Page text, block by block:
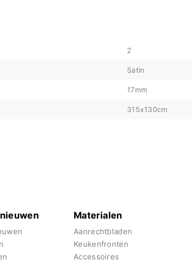
2
Satin
17mm
315x130cm
Materialen
Aanrechtbladen
Keukenfronten
Accessoires